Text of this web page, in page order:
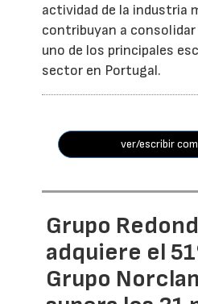
actividad de la industria
contribuyan a
uno de los principales
sector en Portugal.
ver/escribir
Grupo
adquiere el
Grupo